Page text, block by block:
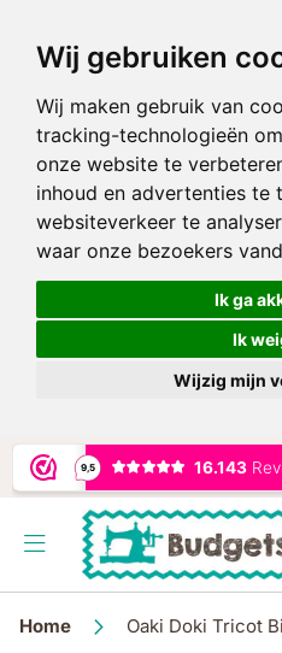
Wij gebruiken
Wij maken gebruik van
tracking-technologieën
onze website te
inhoud en advertenties te
websiteverkeer te
waar onze bezoekers
Ik ga
Ik
Wijzig mijn
naar
de
Home Oaki Doki Tricot